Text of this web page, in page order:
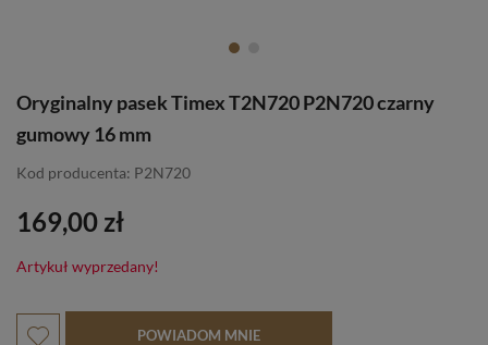
Oryginalny pasek Timex T2N720 P2N720 czarny
gumowy 16 mm
Kod producenta: P2N720
169,00 zł
Artykuł wyprzedany!
POWIADOM MNIE